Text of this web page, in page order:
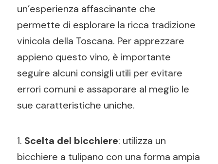
un’esperienza affascinante che
permette di esplorare la ricca tradizione
vinicola della Toscana. Per apprezzare
appieno questo vino, è importante
seguire alcuni consigli utili per evitare
errori comuni e assaporare al meglio le
sue caratteristiche uniche.
1. Scelta del bicchiere: utilizza un
bicchiere a tulipano con una forma ampia